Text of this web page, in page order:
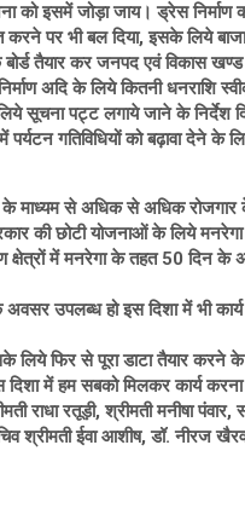
को इसमें जोड़ा जाय। ड्रेस निर्माण
पर भी बल दिया, इसके लिये
बोर्ड तैयार कर जनपद एवं विकास
अदि के लिये कितनी धनराशि
सूचना पट्ट लगाये जाने के निर्देश
गतिविधियों को बढ़ावा देने के
के माध्यम से अधिक से अधिक
की छोटी योजनाओं के लिये
में मनरेगा के तहत 50 दिन के
उपलब्ध हो इस दिशा में भी कार्य
लिये फिर से पूरा डाटा तैयार करने
में हम सबको मिलकर कार्य करना
रतूड़ी, श्रीमती मनीषा पंवार,
श्रीमती ईवा आशीष, डॉ. नीरज